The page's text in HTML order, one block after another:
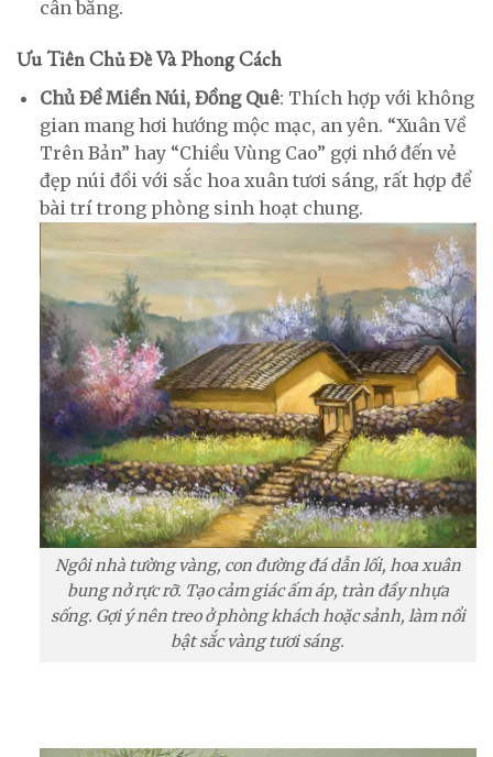
cân bằng.
Ưu Tiên Chủ Đề Và Phong Cách
Chủ Đề Miền Núi, Đồng Quê: Thích hợp với không
gian mang hơi hướng mộc mạc, an yên. “Xuân Về
Trên Bản” hay “Chiều Vùng Cao” gợi nhớ đến vẻ
đẹp núi đồi với sắc hoa xuân tươi sáng, rất hợp để
bài trí trong phòng sinh hoạt chung.
Ngôi nhà tường vàng, con đường đá dẫn lối, hoa xuân
bung nở rực rỡ. Tạo cảm giác ấm áp, tràn đầy nhựa
sống. Gợi ý nên treo ở phòng khách hoặc sảnh, làm nổi
bật sắc vàng tươi sáng.